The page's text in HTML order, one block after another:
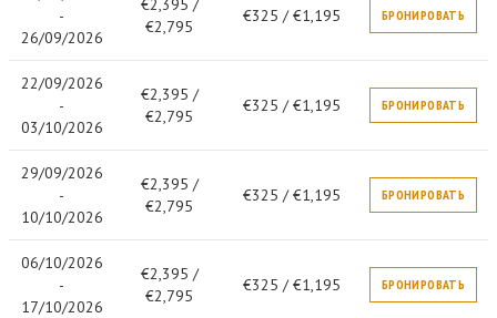
-
26/09/2026
€2,395 /
€2,795
€325 / €1,195 БРОНИРОВАТЬ
22/09/2026
-
03/10/2026
€2,395 /
€2,795
€325 / €1,195 БРОНИРОВАТЬ
29/09/2026
-
10/10/2026
€2,395 /
€2,795
€325 / €1,195 БРОНИРОВАТЬ
06/10/2026
-
17/10/2026
€2,395 /
€2,795
€325 / €1,195 БРОНИРОВАТЬ